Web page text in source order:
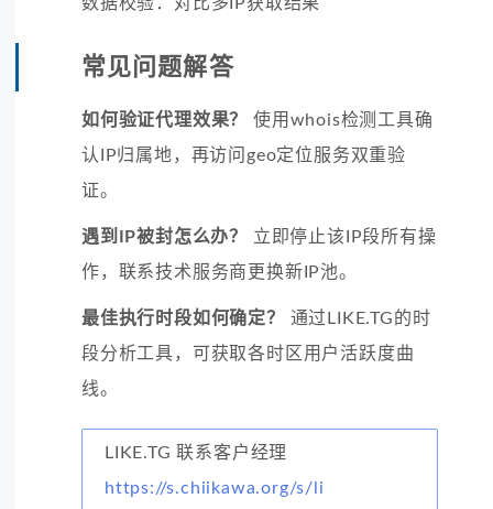
常见问题解答
如何验证代理效果？
使用whois检测工具确
认IP归属地，再访问geo定位服务双重验
证。
遇到IP被封怎么办？
立即停止该IP段所有操
作，联系技术服务商更换新IP池。
最佳执行时段如何确定？
通过LIKE.TG的时
段分析工具，可获取各时区用户活跃度曲
线。
LIKE.TG 联系客户经理
https://s.chiikawa.org/s/li